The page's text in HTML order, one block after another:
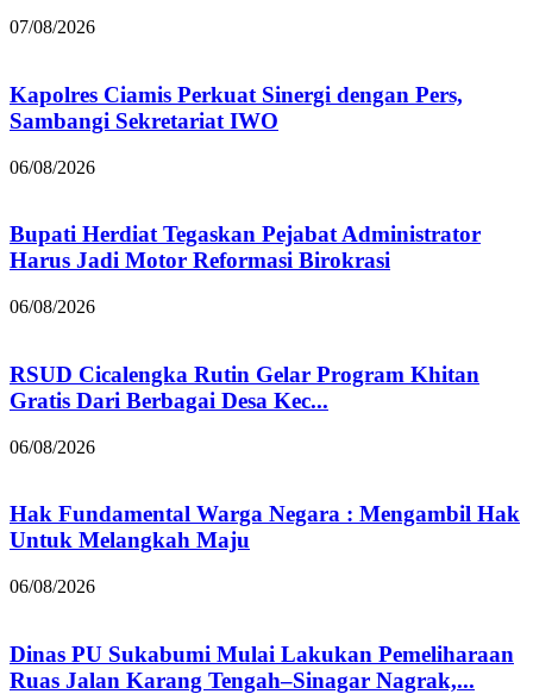
07/08/2026
Kapolres Ciamis Perkuat Sinergi dengan Pers,
Sambangi Sekretariat IWO
06/08/2026
Bupati Herdiat Tegaskan Pejabat Administrator
Harus Jadi Motor Reformasi Birokrasi
06/08/2026
RSUD Cicalengka Rutin Gelar Program Khitan
Gratis Dari Berbagai Desa Kec...
06/08/2026
Hak Fundamental Warga Negara : Mengambil Hak
Untuk Melangkah Maju
06/08/2026
Dinas PU Sukabumi Mulai Lakukan Pemeliharaan
Ruas Jalan Karang Tengah–Sinagar Nagrak,...